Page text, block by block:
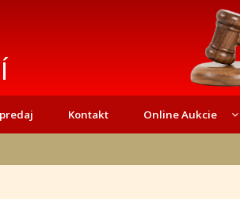
Kontakt Online Aukcie